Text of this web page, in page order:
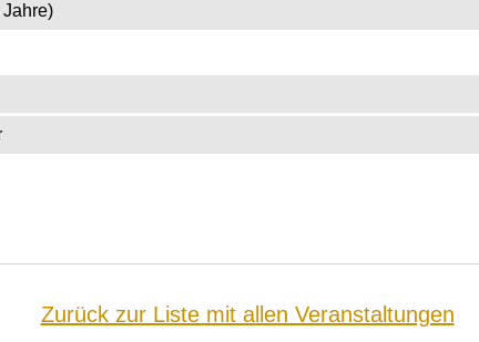
Zurück zur Liste mit allen Veranstaltungen